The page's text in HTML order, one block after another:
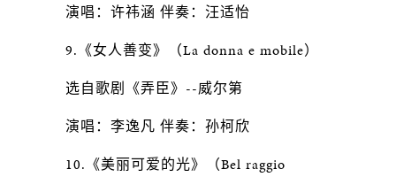
演唱：许祎涵 伴奏：汪适怡
9.《女人善变》（La donna e mobile）
选自歌剧《弄臣》--威尔第
演唱：李逸凡 伴奏：孙柯欣
10.《美丽可爱的光》（Bel raggio